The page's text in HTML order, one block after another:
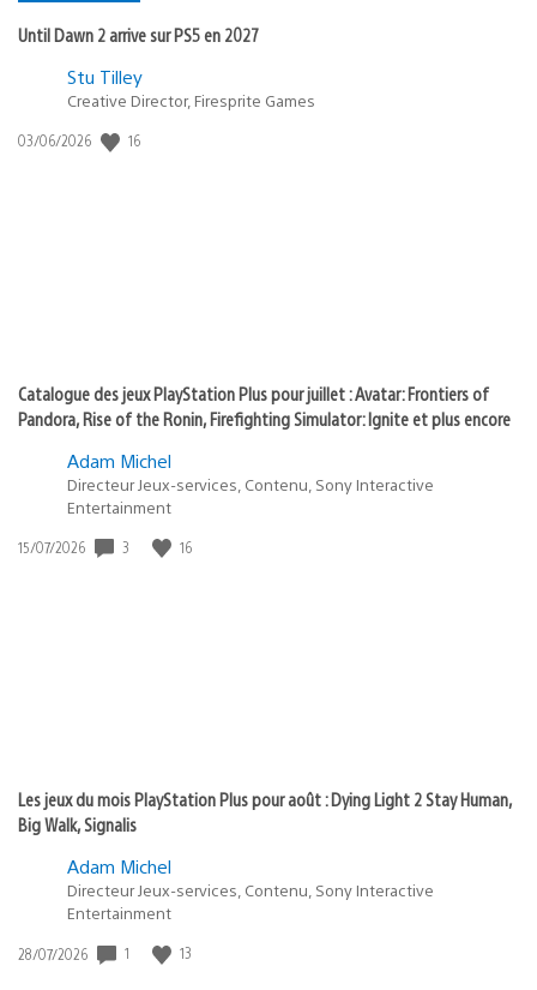
Until Dawn 2 arrive sur PS5 en 2027
Postée
:
Stu Tilley
Creative Director, Firesprite Games
Date
03/06/2026 16
Catalogue des jeux PlayStation Plus pour juillet : Avatar: Frontiers of
Pandora, Rise of the Ronin, Firefighting Simulator: Ignite et plus encore
Adam Michel
Directeur Jeux-services, Contenu, Sony Interactive
Entertainment
Date
15/07/2026 3 16
Les jeux du mois PlayStation Plus pour août : Dying Light 2 Stay Human,
Big Walk, Signalis
Adam Michel
Directeur Jeux-services, Contenu, Sony Interactive
Entertainment
Date
28/07/2026 1 13